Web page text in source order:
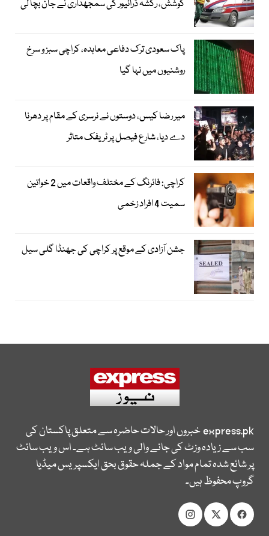
کوشش، رکشہ ڈرائیور کی سمجھداری نے جان بچا لی
پاک سعودی ترک دفاعی معاہدہ، کراچی سبز و سرخ
روشنیوں میں نہا گیا
میر رضا کیس، دوستوں نے نرسری کے مقام پر دھرنا
دے دیا، شارع فیصل پر ٹریفک متاثر
کراچی: فائرنگ کے مختلف واقعات میں 2 خواتین
سمیت 4 افراد زخمی
جشن آزادی کے موقع پر کراچی کی جھنڈا گلی سیل
express.pkخبروں اور حالات حاضرہ سے متعلق پاکستان کی
سب سے زیادہ وزٹ کی جانے والی ویب سائٹ ہے۔ اس ویب سائٹ
پر شائع شدہ تمام مواد کے جملہ حقوق بحق ایکسپریس میڈیا
گروپ محفوظ ہیں۔